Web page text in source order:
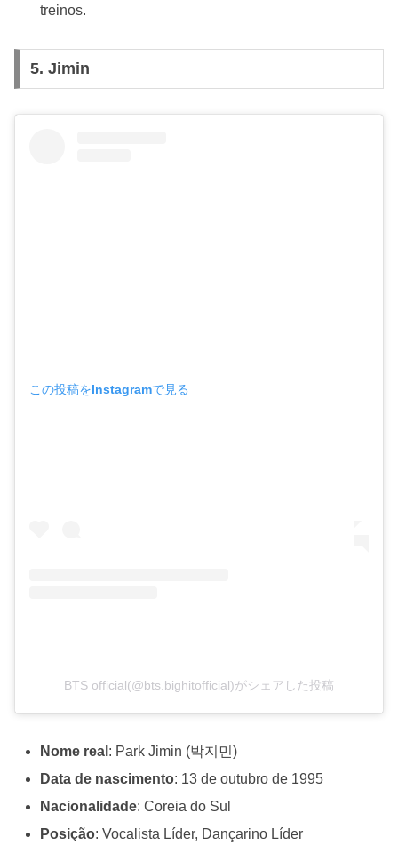
treinos.
5. Jimin
この投稿をInstagramで見る
BTS official(@bts.bighitofficial)がシェアした投稿
Nome real : Park Jimin (박지민)
Data de nascimento: 13 de outubro de 1995
Nacionalidade: Coreia do Sul
Posição: Vocalista Líder, Dançarino Líder